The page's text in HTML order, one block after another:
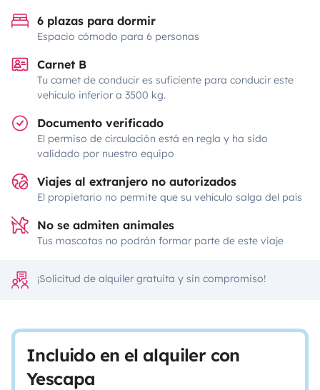
6 plazas para dormir
Espacio cómodo para 6 personas
Carnet B
Tu carnet de conducir es suficiente para conducir este
vehículo inferior a 3500 kg.
Documento verificado
El permiso de circulación está en regla y ha sido
validado por nuestro equipo
Viajes al extranjero no autorizados
El propietario no permite que su vehículo salga del país
No se admiten animales
Tus mascotas no podrán formar parte de este viaje
¡Solicitud de alquiler gratuita y sin compromiso!
Incluido en el alquiler con
Yescapa